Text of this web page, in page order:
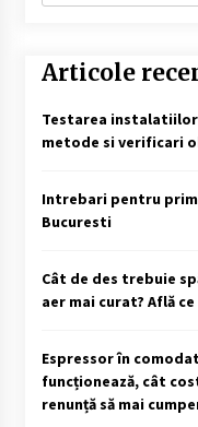
Articole
Testarea
metode si verificari
Intrebari pentru
Bucuresti
Cât de des trebuie
aer mai curat? Află
Espressor în
funcționează, cât
renunță să mai